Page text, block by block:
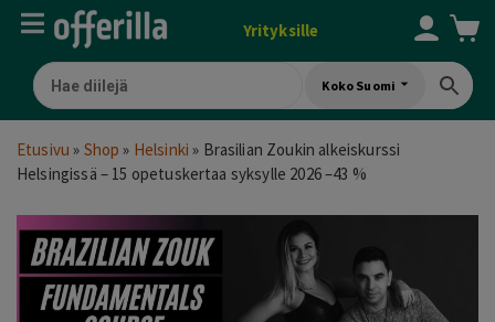
Yrityksille
Koko Suomi
Etusivu » Shop » Helsinki » Brasilian Zoukin alkeiskurssi
Helsingissä – 15 opetuskertaa syksylle 2026 –43 %